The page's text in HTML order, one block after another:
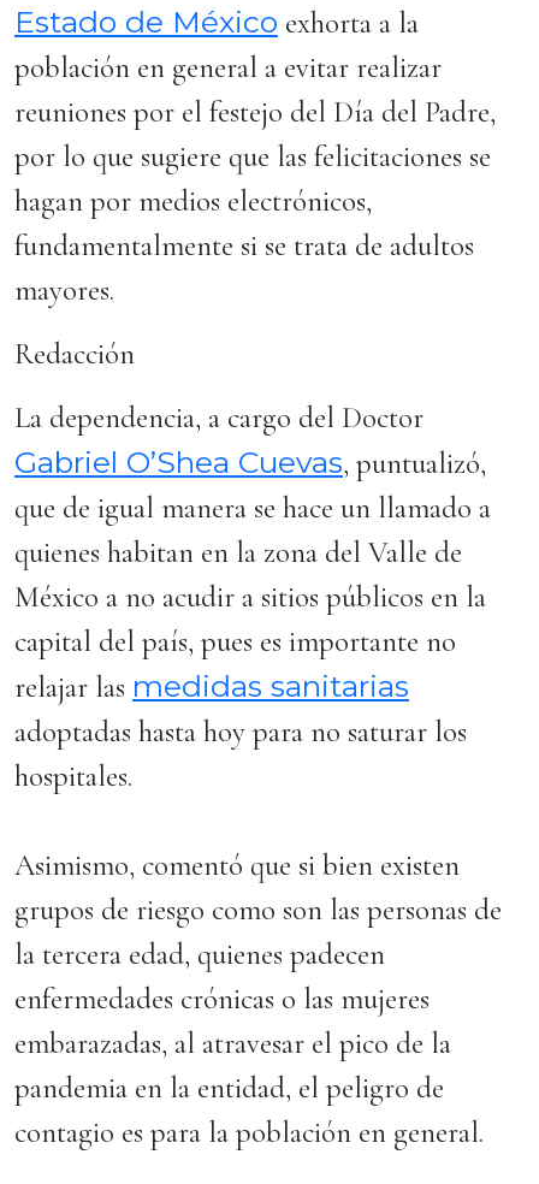
Estado de México exhorta a la
población en general a evitar realizar
reuniones por el festejo del Día del Padre,
por lo que sugiere que las felicitaciones se
hagan por medios electrónicos,
fundamentalmente si se trata de adultos
mayores.
Redacción
La dependencia, a cargo del Doctor
Gabriel O’Shea Cuevas, puntualizó,
que de igual manera se hace un llamado a
quienes habitan en la zona del Valle de
México a no acudir a sitios públicos en la
capital del país, pues es importante no
relajar las medidas sanitarias
adoptadas hasta hoy para no saturar los
hospitales.
Asimismo, comentó que si bien existen
grupos de riesgo como son las personas de
la tercera edad, quienes padecen
enfermedades crónicas o las mujeres
embarazadas, al atravesar el pico de la
pandemia en la entidad, el peligro de
contagio es para la población en general.